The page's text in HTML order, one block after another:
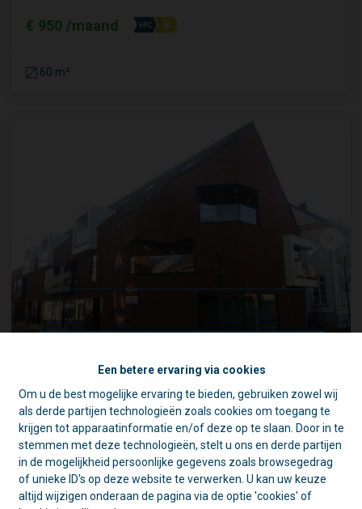
Een betere ervaring via cookies
Om u de best mogelijke ervaring te bieden, gebruiken zowel wij
als derde partijen technologieën zoals cookies om toegang te
krijgen tot apparaatinformatie en/of deze op te slaan. Door in te
stemmen met deze technologieën, stelt u ons en derde partijen
in de mogelijkheid persoonlijke gegevens zoals browsegedrag
of unieke ID's op deze website te verwerken. U kan uw keuze
altijd wijzigen onderaan de pagina via de optie 'cookies' of
€ 950 /maand
60 m²
2 medische consultatieruimtes
Verbindingsstraat 20, 1840 Londerzeel| Ref : 1600
€ 400 /maand
138.5 m²
☀️ Achter elke gesloten deur schuilt
een goede reden. 🏡
Tijdens de zomer zijn we vaak op pad
voor schattingen en bezichtigingen.
Daarom is ons kantoor in de namiddag
voornamelijk geopend op afspraak.